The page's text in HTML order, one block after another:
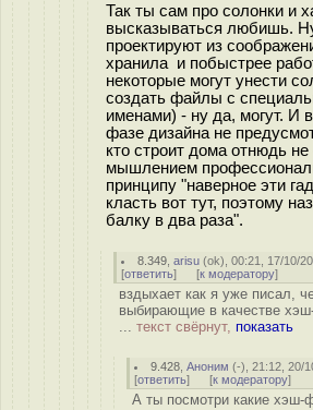
Так ты сам про солонки и
высказываться любишь.
проектируют из
хранила и побыстрее
некоторые могут унести
создать файлы с
именами) - ну да, могут. И
фазе дизайна не
кто строит дома отнюдь
мышлением
принципу "наверное эти
класть вот тут, поэтому
балку в два раза".
8.349 ,arisu (ok), 00:21, 17/10/
[ответить] [к модератору]
вздыхает как я уже писал,
выбирающие в качестве
... текст свёрнут, показать
9.428 ,Аноним (-), 21:12, 20/
[ответить] [к модератору]
А ты посмотри какие хэш-